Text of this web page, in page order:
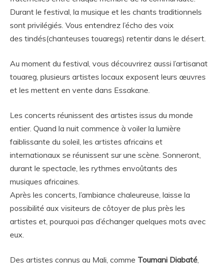
Durant le festival, la musique et les chants traditionnels
sont privilégiés. Vous entendrez l’écho des voix
des tindés(chanteuses touaregs) retentir dans le désert.
Au moment du festival, vous découvrirez aussi l’artisanat
touareg, plusieurs artistes locaux exposent leurs œuvres
et les mettent en vente dans Essakane.
Les concerts réunissent des artistes issus du monde
entier. Quand la nuit commence à voiler la lumière
faiblissante du soleil, les artistes africains et
internationaux se réunissent sur une scène. Sonneront,
durant le spectacle, les rythmes envoûtants des
musiques africaines.
Après les concerts, l’ambiance chaleureuse, laisse la
possibilité aux visiteurs de côtoyer de plus près les
artistes et, pourquoi pas d’échanger quelques mots avec
eux.
Des artistes connus au Mali, comme Toumani Diabaté